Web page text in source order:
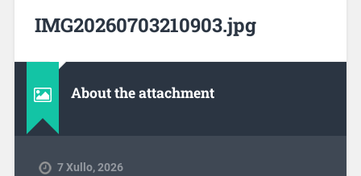
IMG20260703210903.jpg
About the attachment
7 Xullo, 2026